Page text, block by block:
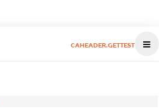
CAHEADER.GETTEST